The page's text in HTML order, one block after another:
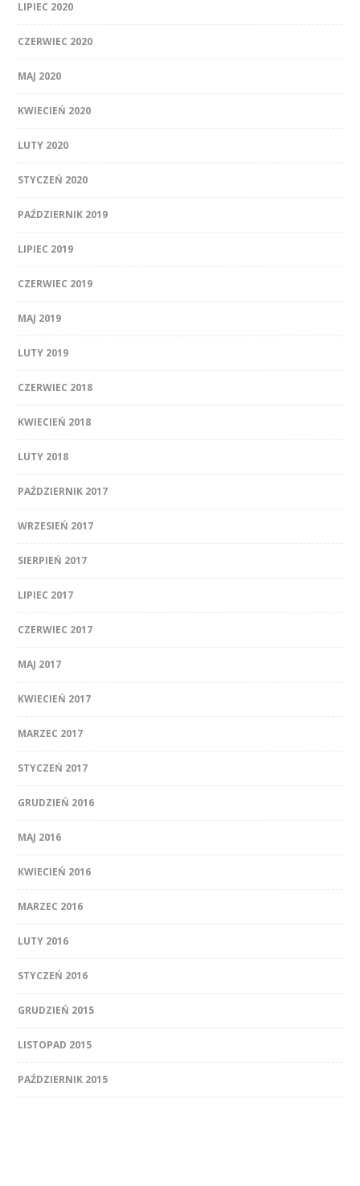
LIPIEC 2020
CZERWIEC 2020
MAJ 2020
KWIECIEŃ 2020
LUTY 2020
STYCZEŃ 2020
PAŹDZIERNIK 2019
LIPIEC 2019
CZERWIEC 2019
MAJ 2019
LUTY 2019
CZERWIEC 2018
KWIECIEŃ 2018
LUTY 2018
PAŹDZIERNIK 2017
WRZESIEŃ 2017
SIERPIEŃ 2017
LIPIEC 2017
CZERWIEC 2017
MAJ 2017
KWIECIEŃ 2017
MARZEC 2017
STYCZEŃ 2017
GRUDZIEŃ 2016
MAJ 2016
KWIECIEŃ 2016
MARZEC 2016
LUTY 2016
STYCZEŃ 2016
GRUDZIEŃ 2015
LISTOPAD 2015
PAŹDZIERNIK 2015